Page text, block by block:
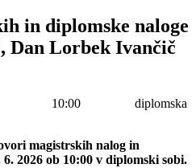
in diplomske naloge
Dan Lorbek Ivančič
10:00
diplomska
magistrskih nalog in
2026 ob 10:00 v diplomski sobi.